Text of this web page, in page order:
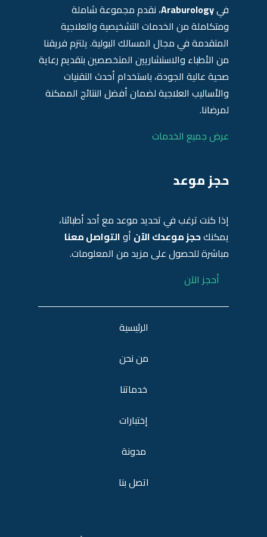
فيAraburology، نقدم مجموعة شاملة
ومتكاملة من الخدمات التشخيصية والعلاجية
المتقدمة في مجال المسالك البولية. يلتزم فريقنا
من الأطباء والاستشاريين المتخصصين بتقديم رعاية
صحية عالية الجودة، باستخدام أحدث التقنيات
والأساليب العلاجية لضمان أفضل النتائج الممكنة
لمرضانا.
عرض جميع الخدمات
حجز موعد
إذا كنت ترغب في تحديد موعد مع أحد أطبائنا،
يمكنكحجز موعدك الآن أوالتواصل معنا
مباشرة للحصول على مزيد من المعلومات.
أحجز الآن
الرئيسية
من نحن
خدماتنا
إختبارات
مدونة
اتصل بنا